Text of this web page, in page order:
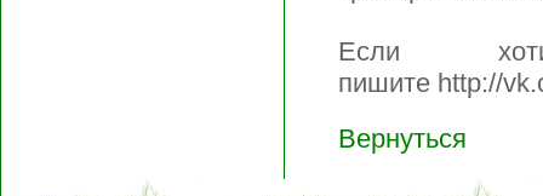
Если
пишите http://
Вернуться